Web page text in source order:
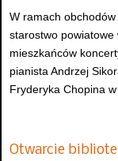
W ramach
starostwo powiatowe
mieszkańców
pianista Andrzej
Fryderyka Chopina w
Otwarcie